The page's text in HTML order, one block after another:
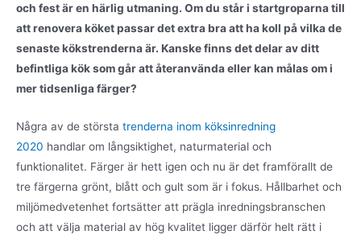
och fest är en härlig utmaning. Om du står i startgroparna till
att renovera köket passar det extra bra att ha koll på vilka de
senaste kökstrenderna är. Kanske finns det delar av ditt
befintliga kök som går att återanvända eller kan målas om i
mer tidsenliga färger?
Några av de största trenderna inom köksinredning
2020 handlar om långsiktighet, naturmaterial och
funktionalitet. Färger är hett igen och nu är det framförallt de
tre färgerna grönt, blått och gult som är i fokus. Hållbarhet och
miljömedvetenhet fortsätter att prägla inredningsbranschen
och att välja material av hög kvalitet ligger därför helt rätt i